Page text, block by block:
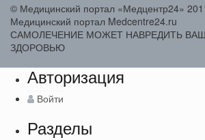
© Медицинский портал «Медцентр24»
Медицинский портал Medcentre24.ru
САМОЛЕЧЕНИЕ МОЖЕТ НАВРЕДИТЬ
ЗДОРОВЬЮ
Авторизация
Войти
Разделы